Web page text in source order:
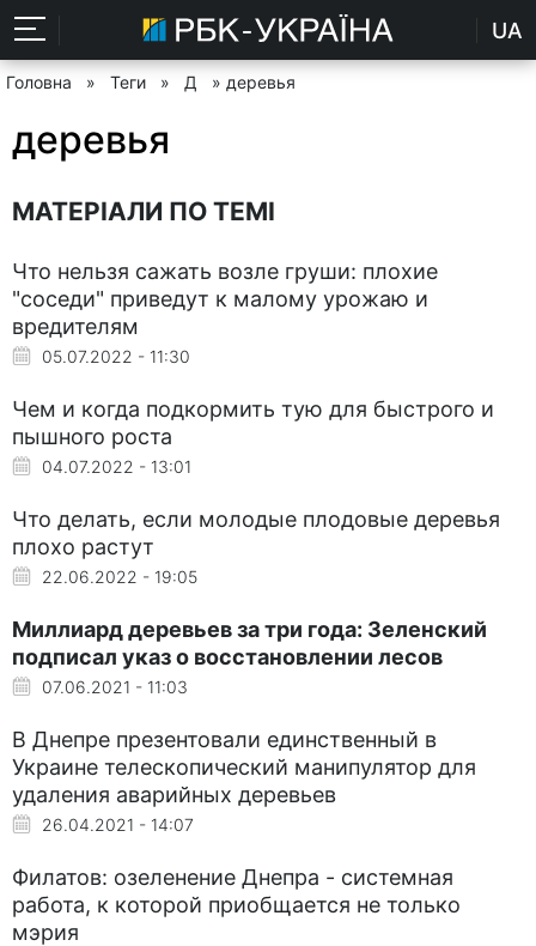
UA
Головна » Теги » Д » деревья
деревья
МАТЕРІАЛИ ПО ТЕМІ
Что нельзя сажать возле груши: плохие
"соседи" приведут к малому урожаю и
вредителям
05.07.2022 - 11:30
Чем и когда подкормить тую для быстрого и
пышного роста
04.07.2022 - 13:01
Что делать, если молодые плодовые деревья
плохо растут
22.06.2022 - 19:05
Миллиард деревьев за три года: Зеленский
подписал указ о восстановлении лесов
07.06.2021 - 11:03
В Днепре презентовали единственный в
Украине телескопический манипулятор для
удаления аварийных деревьев
26.04.2021 - 14:07
Филатов: озеленение Днепра - системная
работа, к которой приобщается не только
мэрия